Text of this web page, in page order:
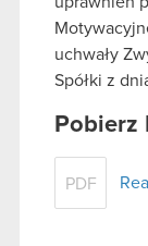
uchwały
Spółki z
Pobierz
PDF